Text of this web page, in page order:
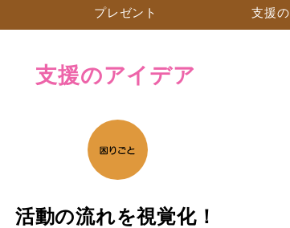
プレ ゼント 支援の
支援のアイデア
活動の流れを視覚化！